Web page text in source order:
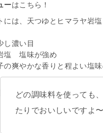
ーはこちら！
には、天つゆとヒマラヤ岩
し濃い目
塩 塩味が強め
爽やかな香りと程よい塩
どの調味料を使っても
たりでおいしいですよ〜